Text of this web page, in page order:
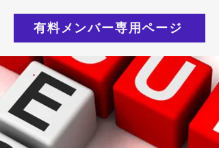
有料メンバー専用ページ